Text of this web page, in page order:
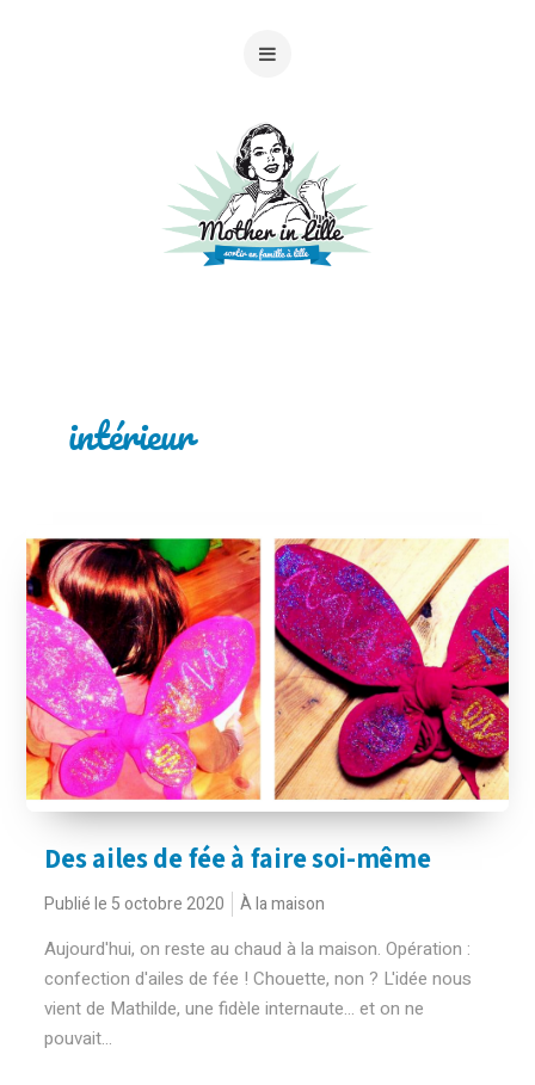
intérieur
Des ailes de fée à faire soi-même
Publié le 5 octobre 2020 À la maison
Aujourd'hui, on reste au chaud à la maison. Opération :
confection d'ailes de fée ! Chouette, non ? L'idée nous
vient de Mathilde, une fidèle internaute... et on ne
pouvait...